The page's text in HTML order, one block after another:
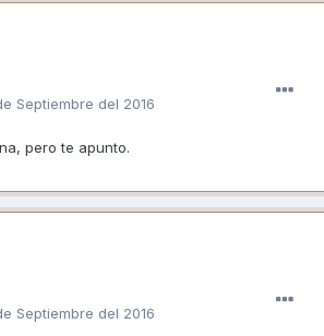
Septiembre del 2016
pero te apunto.
Septiembre del 2016